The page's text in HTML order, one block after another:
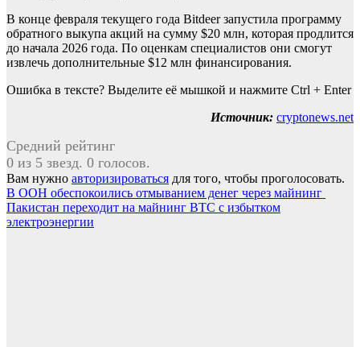
В конце февраля текущего года Bitdeer запустила программу
обратного выкупа акций на сумму $20 млн, которая продлится
до начала 2026 года. По оценкам специалистов они смогут
извлечь дополнительные $12 млн финансирования.
Ошибка в тексте? Выделите её мышкой и нажмите Ctrl + Enter
Источник: cryptonews.net
Средний рейтинг
0 из 5 звезд. 0 голосов.
Вам нужно авторизироваться для того, чтобы проголосовать.
Навигация
по
В ООН обеспокоились отмыванием денег через майнинг
Пакистан переходит на майнинг BTC с избытком
электроэнергии